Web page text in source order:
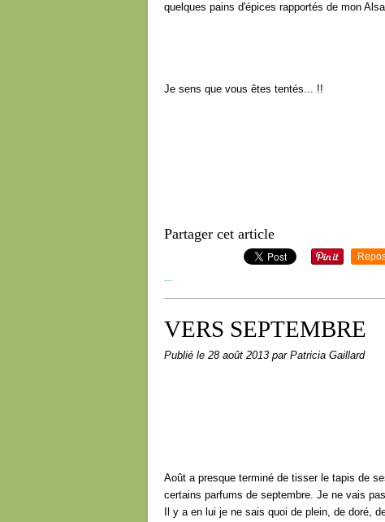
quelques pains d'épices rapportés de mon
Je sens que vous êtes tentés... !!
Partager cet article
VERS SEPTEMBRE
Publié le 28 août 2013 par Patricia Gaillard
Août a presque terminé de tisser le tapis de
certains parfums de septembre. Je ne vais
Il y a en lui je ne sais quoi de plein, de doré,